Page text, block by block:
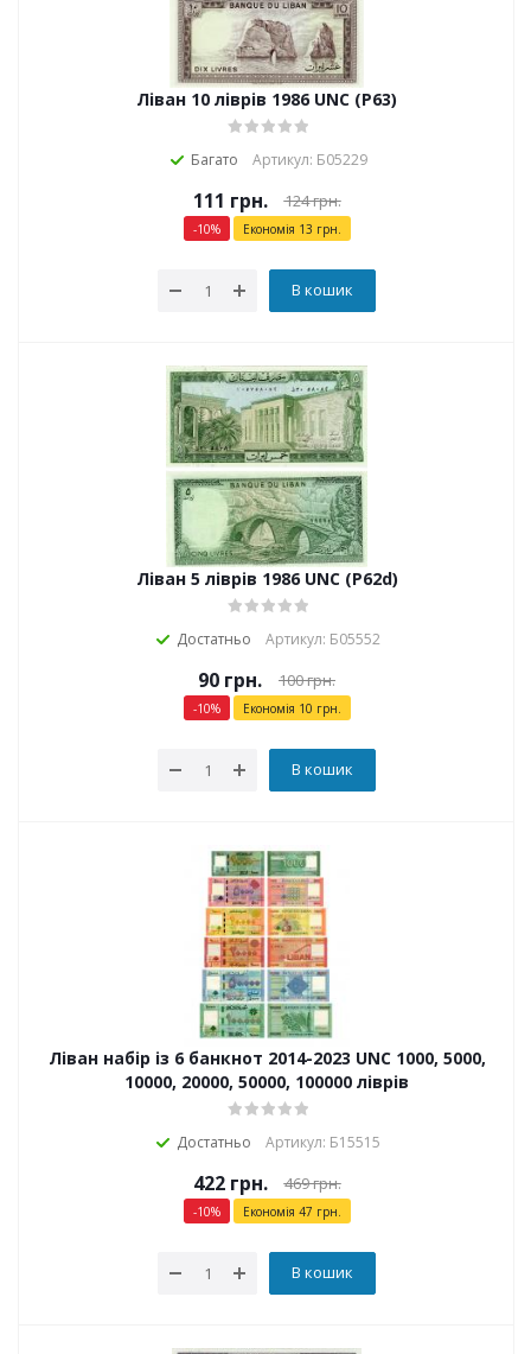
Ліван 10 ліврів 1986 UNC (P63)
Багато Артикул: Б05229
111 грн. 124грн.
-10% Економія 13 грн.
В кошик
Ліван 5 ліврів 1986 UNC (P62d)
Достатньо Артикул: Б05552
90 грн. 100грн.
-10% Економія 10 грн.
В кошик
Ліван набір із 6 банкнот 2014-2023 UNC 1000, 5000,
10000, 20000, 50000, 100000 ліврів
Достатньо Артикул: Б15515
422грн. 469грн.
-10% Економія 47 грн.
В кошик